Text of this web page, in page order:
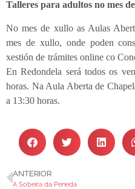
Talleres para adultos no mes
No mes de xullo as Aulas
mes de xullo, onde poden
xestión de trámites online co
En Redondela será todos os
horas. Na Aula Aberta de
a 13:30 horas.
ANTERIOR
A Sobeira da Peneda